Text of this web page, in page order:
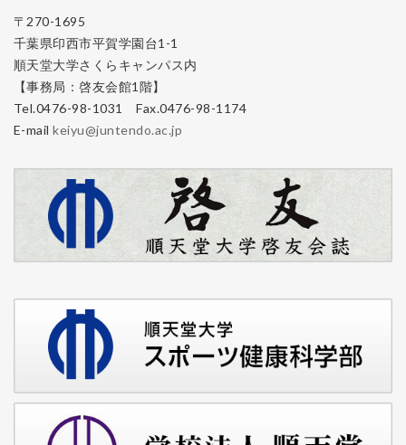
〒270-1695
千葉県印西市平賀学園台1-1
順天堂大学さくらキャンパス内
【事務局：啓友会館1階】
Tel.0476-98-1031 Fax.0476-98-1174
E-mailkeiyu@juntendo.ac.jp